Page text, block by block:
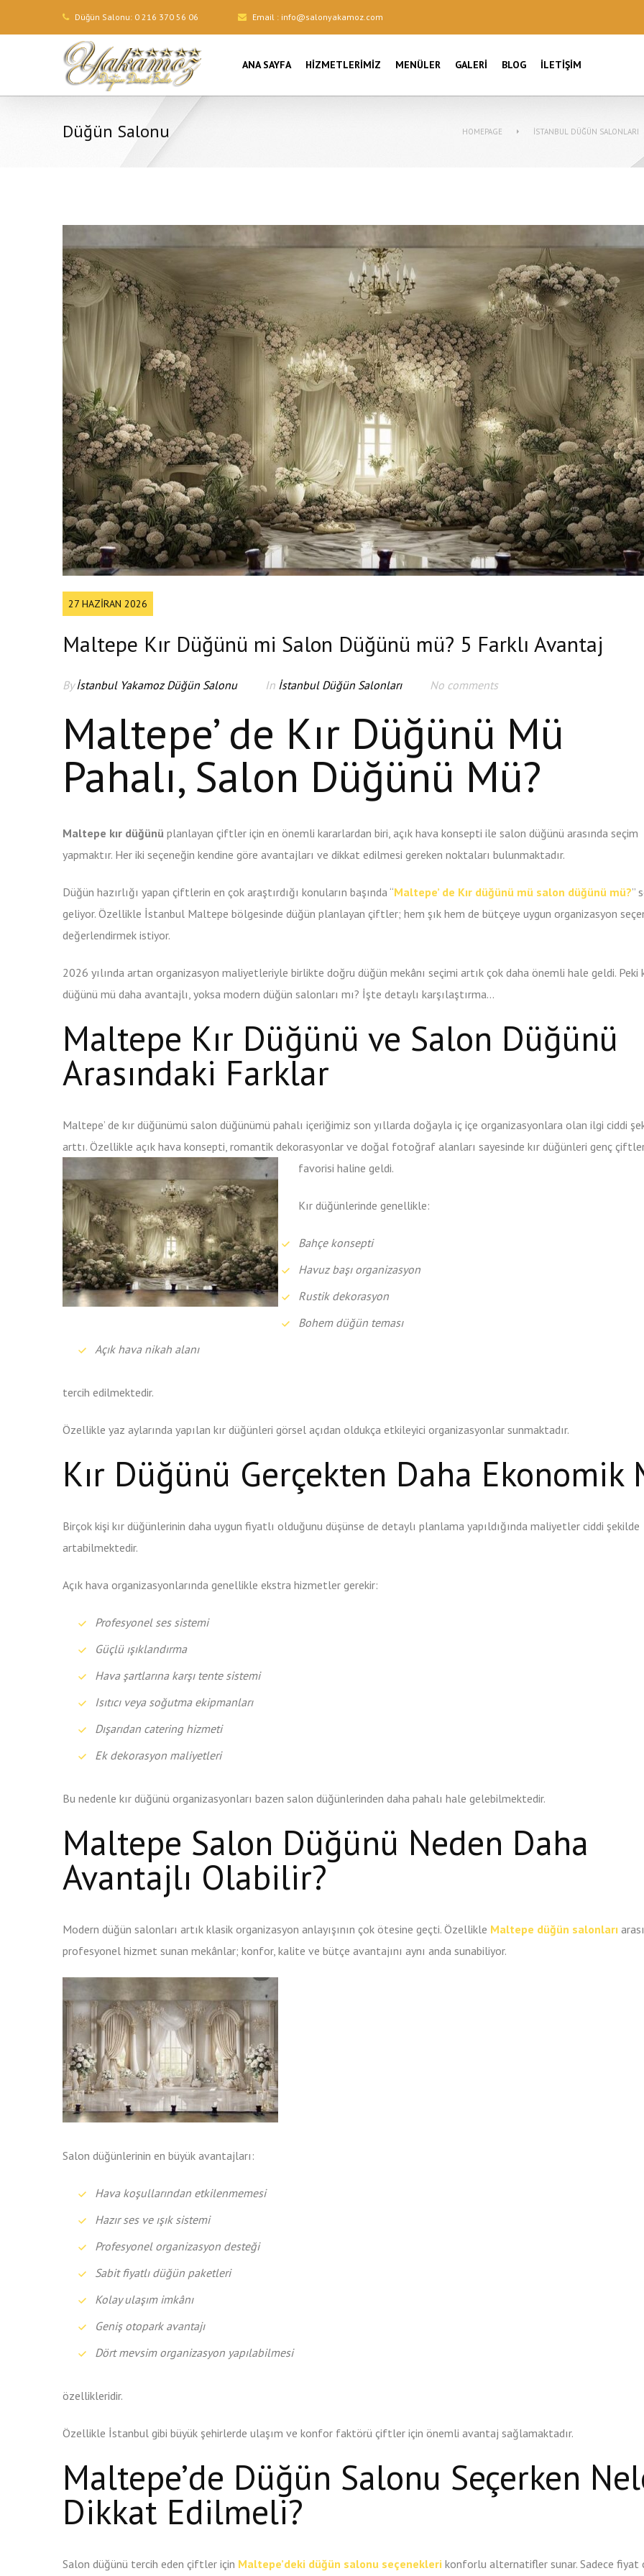
Düğün Salonu: 0 216 370 56 06 Email : info@salonyakamoz.com
ANA SAYFA HIZMETLERIMIZ MENÜLER GALERI BLOG İLETIŞIM
Düğün Salonu HOMEPAGE İSTANBUL DÜĞÜN SALONLARI
27 HAZIRAN 2026
Maltepe Kır Düğünü mi Salon Düğünü mü? 5 Farklı Avantaj
Byİstanbul Yakamoz Düğün Salonu In İstanbul Düğün Salonları No comments
Maltepe’ de Kır Düğünü Mü
Pahalı, Salon Düğünü Mü?
Maltepe kır düğünü planlayan çiftler için en önemli kararlardan biri, açık hava konsepti ile salon düğünü arasında seçim
yapmaktır. Her iki seçeneğin kendine göre avantajları ve dikkat edilmesi gereken noktaları bulunmaktadır.
Düğün hazırlığı yapan çiftlerin en çok araştırdığı konuların başında “Maltepe’ de Kır düğünü mü salon düğünü mü?”
geliyor. Özellikle İstanbul Maltepe bölgesinde düğün planlayan çiftler; hem şık hem de bütçeye uygun organizasyon
değerlendirmek istiyor.
2026 yılında artan organizasyon maliyetleriyle birlikte doğru düğün mekânı seçimi artık çok daha önemli hale geldi. Peki
düğünü mü daha avantajlı, yoksa modern düğün salonları mı? İşte detaylı karşılaştırma…
Maltepe Kır Düğünü ve Salon Düğünü
Arasındaki Farklar
Maltepe’ de kır düğünümü salon düğünümü pahalı içeriğimiz son yıllarda doğayla iç içe organizasyonlara olan ilgi ciddi
arttı. Özellikle açık hava konsepti, romantik dekorasyonlar ve doğal fotoğraf alanları sayesinde kır düğünleri genç
favorisi haline geldi.
Kır düğünlerinde genellikle:
Bahçe konsepti
Havuz başı organizasyon
Rustik dekorasyon
Bohem düğün teması
Açık hava nikah alanı
tercih edilmektedir.
Özellikle yaz aylarında yapılan kır düğünleri görsel açıdan oldukça etkileyici organizasyonlar sunmaktadır.
Kır Düğünü Gerçekten Daha Ekonomik
Birçok kişi kır düğünlerinin daha uygun fiyatlı olduğunu düşünse de detaylı planlama yapıldığında maliyetler ciddi şekilde
artabilmektedir.
Açık hava organizasyonlarında genellikle ekstra hizmetler gerekir:
Profesyonel ses sistemi
Güçlü ışıklandırma
Hava şartlarına karşı tente sistemi
Isıtıcı veya soğutma ekipmanları
Dışarıdan catering hizmeti
Ek dekorasyon maliyetleri
Bu nedenle kır düğünü organizasyonları bazen salon düğünlerinden daha pahalı hale gelebilmektedir.
Maltepe Salon Düğünü Neden Daha
Avantajlı Olabilir?
Modern düğün salonları artık klasik organizasyon anlayışının çok ötesine geçti. Özellikle Maltepe düğün salonları
profesyonel hizmet sunan mekânlar; konfor, kalite ve bütçe avantajını aynı anda sunabiliyor.
Salon düğünlerinin en büyük avantajları:
Hava koşullarından etkilenmemesi
Hazır ses ve ışık sistemi
Profesyonel organizasyon desteği
Sabit fiyatlı düğün paketleri
Kolay ulaşım imkânı
Geniş otopark avantajı
Dört mevsim organizasyon yapılabilmesi
özellikleridir.
Özellikle İstanbul gibi büyük şehirlerde ulaşım ve konfor faktörü çiftler için önemli avantaj sağlamaktadır.
Maltepe’de Düğün Salonu Seçerken
Dikkat Edilmeli?
Salon düğünü tercih eden çiftler için Maltepe’deki düğün salonu seçenekleri konforlu alternatifler sunar. Sadece fiyat